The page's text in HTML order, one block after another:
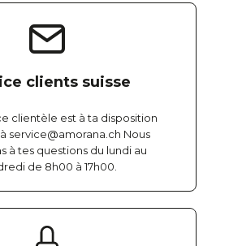
clients suisse
clientèle est à ta disposition
service@amorana.ch Nous
à tes questions du lundi au
de 8h00 à 17h00.